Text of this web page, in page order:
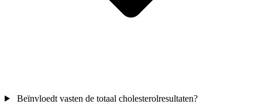
Beïnvloedt vasten de totaal cholesterolresultaten?